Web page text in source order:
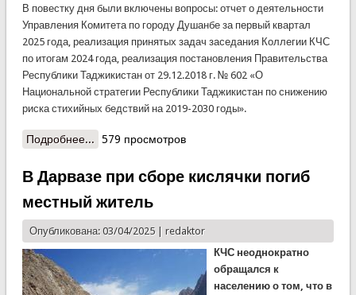
В повестку дня были включены вопросы: отчет о деятельности
Управления Комитета по городу Душанбе за первый квартал
2025 года, реализация принятых задач заседания Коллегии КЧС
по итогам 2024 года, реализация постановления Правительства
Республики Таджикистан от 29.12.2018 г. № 602 «О
Национальной стратегииРеспублики Таджикистан по снижению
риска стихийных бедствий на 2019-2030 годы».
Подробнее... о В Управлении КЧС по городу Душанбе подвели
579 просмотров
В Дарвазе при сборе кислячки погиб
местный житель
Опубликована: 03/04/2025 | redaktor
КЧС неоднократно
обращался к
населению о том, что в